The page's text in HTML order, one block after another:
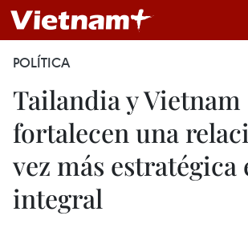
POLÍTICA
Tailandia y Vietnam
fortalecen una
vez más estratégica
integral